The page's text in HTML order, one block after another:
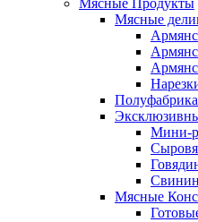
Мясные Продукты
Мясные
Мини-
Мясные